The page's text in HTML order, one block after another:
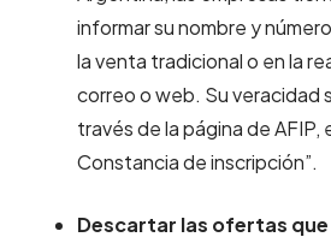
informar su nombre y
la venta tradicional o en la
correo o web. Su veracidad
través de la página de AFIP,
Constancia de inscripción”.
Descartar las ofertas